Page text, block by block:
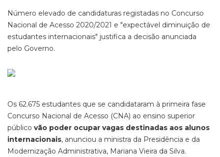
Número elevado de candidaturas registadas no Concurso
Nacional de Acesso 2020/2021 e "expectável diminuição de
estudantes internacionais" justifica a decisão anunciada
pelo Governo.
Os 62.675 estudantes que se candidataram à primeira fase
Concurso Nacional de Acesso (CNA) ao ensino superior
público vão poder ocupar vagas destinadas aos alunos
internacionais, anunciou a ministra da Presidência e da
Modernização Administrativa, Mariana Vieira da Silva.